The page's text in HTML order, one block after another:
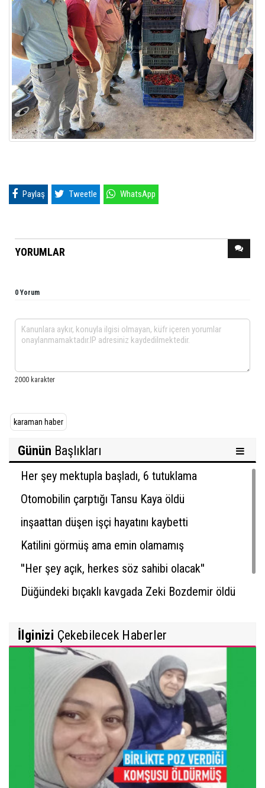
Paylaş Tweetle WhatsApp
YORUMLAR
0 Yorum
karaman haber
Günün Başlıkları
Her şey mektupla başladı, 6 tutuklama
Otomobilin çarptığı Tansu Kaya öldü
inşaattan düşen işçi hayatını kaybetti
Katilini görmüş ama emin olamamış
''Her şey açık, herkes söz sahibi olacak''
Düğündeki bıçaklı kavgada Zeki Bozdemir öldü
İlginizi Çekebilecek Haberler